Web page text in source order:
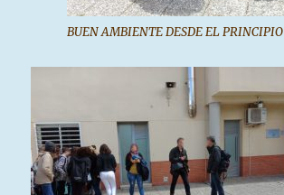
BUEN AMBIENTE DESDE EL PRINCIPIO